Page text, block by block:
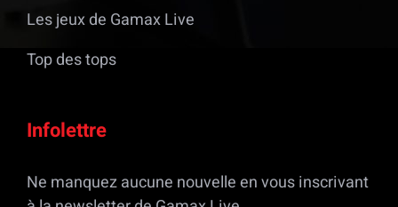
Les jeux de Gamax Live
Top des tops
Infolettre
Ne manquez aucune nouvelle en vous inscrivant